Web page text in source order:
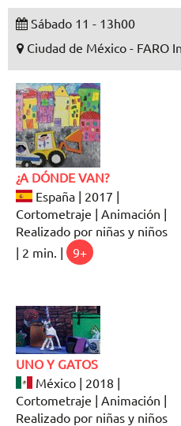
Sábado 11 - 13h00
Ciudad de México - FARO
¿A DÓNDE VAN?
España | 2017 |
Cortometraje | Animación |
Realizado por niñas y niños
| 2 min. |
9+
UNO Y GATOS
México | 2018 |
Cortometraje | Animación |
Realizado por niñas y niños